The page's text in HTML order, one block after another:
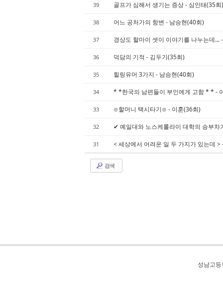
39 골프가 심해서 생기는 증상 - 심인태(35회)
38 어느 공처가의 항변 - 남승현(40회)
37 경상도 할마이 셋이 이야기를 나누는데...
36 덕담의 기적 - 김두기(35회)
35 힐링유머 3가지 - 남승현(40회)
34 * *한국의 남편들이 부인에게 고함 * * -
33 ⊙할머니 택시타기⊙ - 이훈(36회)
32 ✔ 예일대와 노스케롤라이 대학의 승부차
31 < 세상에서 어려운 일 두 가지가 있는데 >
검색
성남고등